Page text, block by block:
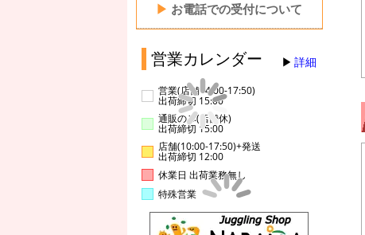
▶ お電話での受付について
営業カレンダー 詳細
営業(店舗14:00-17:50)
出荷締切 15:00
通販のみ(店舗休)
出荷締切 15:00
店舗(10:00-17:50)+発送
出荷締切 12:00
休業日 出荷業務無し
特殊営業